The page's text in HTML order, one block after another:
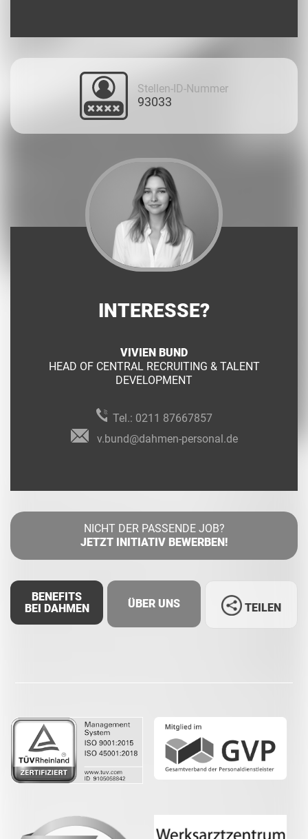
Stellen-ID-Nummer
93033
INTERESSE?
VIVIEN BUND
HEAD OF CENTRAL RECRUITING & TALENT
DEVELOPMENT
Tel.: 0211 87667857
v.bund@dahmen-personal.de
NICHT DER PASSENDE JOB?
JETZT INITIATIV BEWERBEN!
BENEFITS
BEI DAHMEN
ÜBER UNS TEILEN